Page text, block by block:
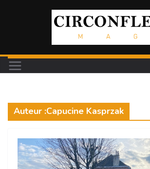
Auteur :Capucine Kasprzak